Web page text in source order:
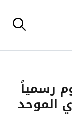
رسمياً
الموحد